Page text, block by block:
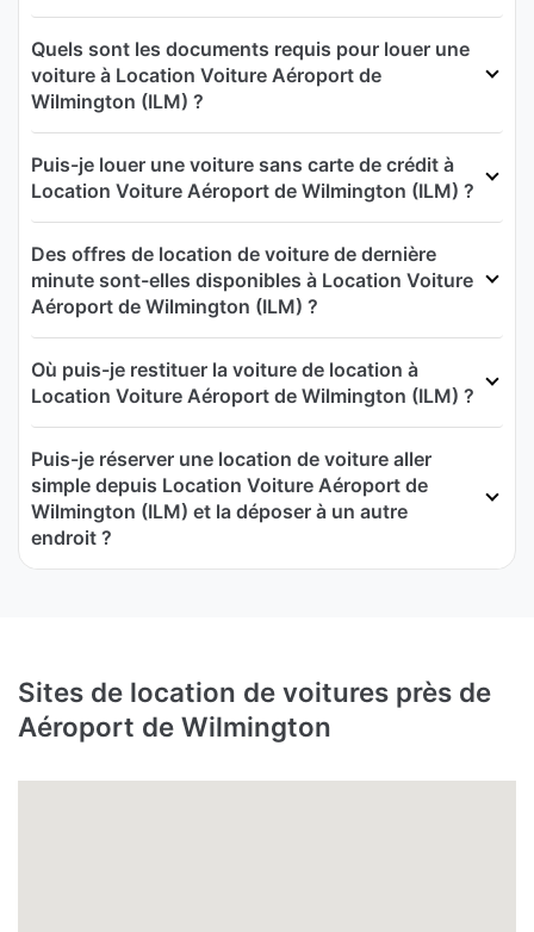
Quels sont les documents requis pour louer une
voiture à Location Voiture Aéroport de
Wilmington (ILM) ?
Puis-je louer une voiture sans carte de crédit à
Location Voiture Aéroport de Wilmington (ILM) ?
Des offres de location de voiture de dernière
minute sont-elles disponibles à Location Voiture
Aéroport de Wilmington (ILM) ?
Où puis-je restituer la voiture de location à
Location Voiture Aéroport de Wilmington (ILM) ?
Puis-je réserver une location de voiture aller
simple depuis Location Voiture Aéroport de
Wilmington (ILM) et la déposer à un autre
endroit ?
Sites de location de voitures près de
Aéroport de Wilmington